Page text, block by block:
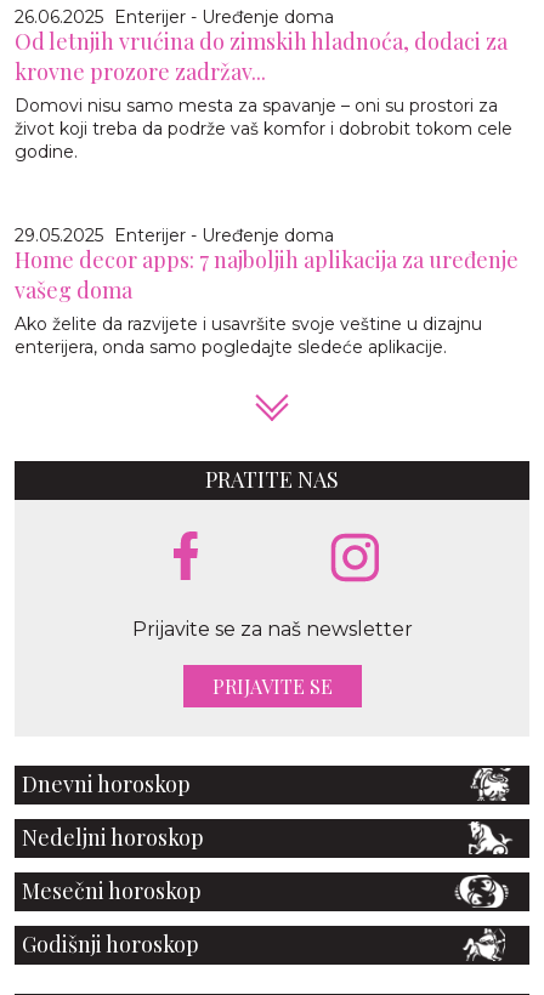
26.06.2025 Enterijer - Uređenje doma
Od letnjih vrućina do zimskih hladnoća, dodaci za
krovne prozore zadržav...
Domovi nisu samo mesta za spavanje – oni su prostori za
život koji treba da podrže vaš komfor i dobrobit tokom cele
godine.
29.05.2025 Enterijer - Uređenje doma
Home decor apps: 7 najboljih aplikacija za uređenje
vašeg doma
Ako želite da razvijete i usavršite svoje veštine u dizajnu
enterijera, onda samo pogledajte sledeće aplikacije.
PRATITE NAS
Prijavite se za naš newsletter
PRIJAVITE SE
Dnevni horoskop
Nedeljni horoskop
Mesečni horoskop
Godišnji horoskop